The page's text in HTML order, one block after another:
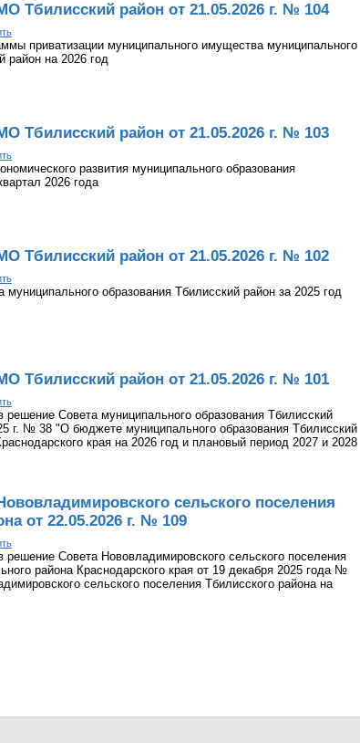
Тбилисский район от 21.05.2026 г. № 104
приватизации муниципального имущества муниципального
район на 2026 год
Тбилисский район от 21.05.2026 г. № 103
развития муниципального образования
2026 года
Тбилисский район от 21.05.2026 г. № 102
образования Тбилисский район за 2025 год
Тбилисский район от 21.05.2026 г. № 101
решение Совета муниципального образования Тбилисский
г. № 38 "О бюджете муниципального образования Тбилисский
края на 2026 год и плановый период 2027 и 2028
сельского поселения
от 22.05.2026 г. № 109
решение Совета Нововладимировского сельского поселения
района Краснодарского края от 19 декабря 2025 года №
сельского поселения Тбилисского района на